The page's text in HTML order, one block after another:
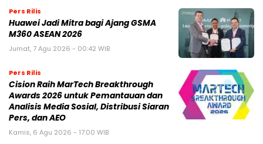
Pers Rilis
Huawei Jadi Mitra bagi Ajang GSMA
M360 ASEAN 2026
Jumat, 7 Agu 2026 - 00:42 WIB
Pers Rilis
Cision Raih MarTech Breakthrough
Awards 2026 untuk Pemantauan dan
Analisis Media Sosial, Distribusi Siaran
Pers, dan AEO
Kamis, 6 Agu 2026 - 17:00 WIB